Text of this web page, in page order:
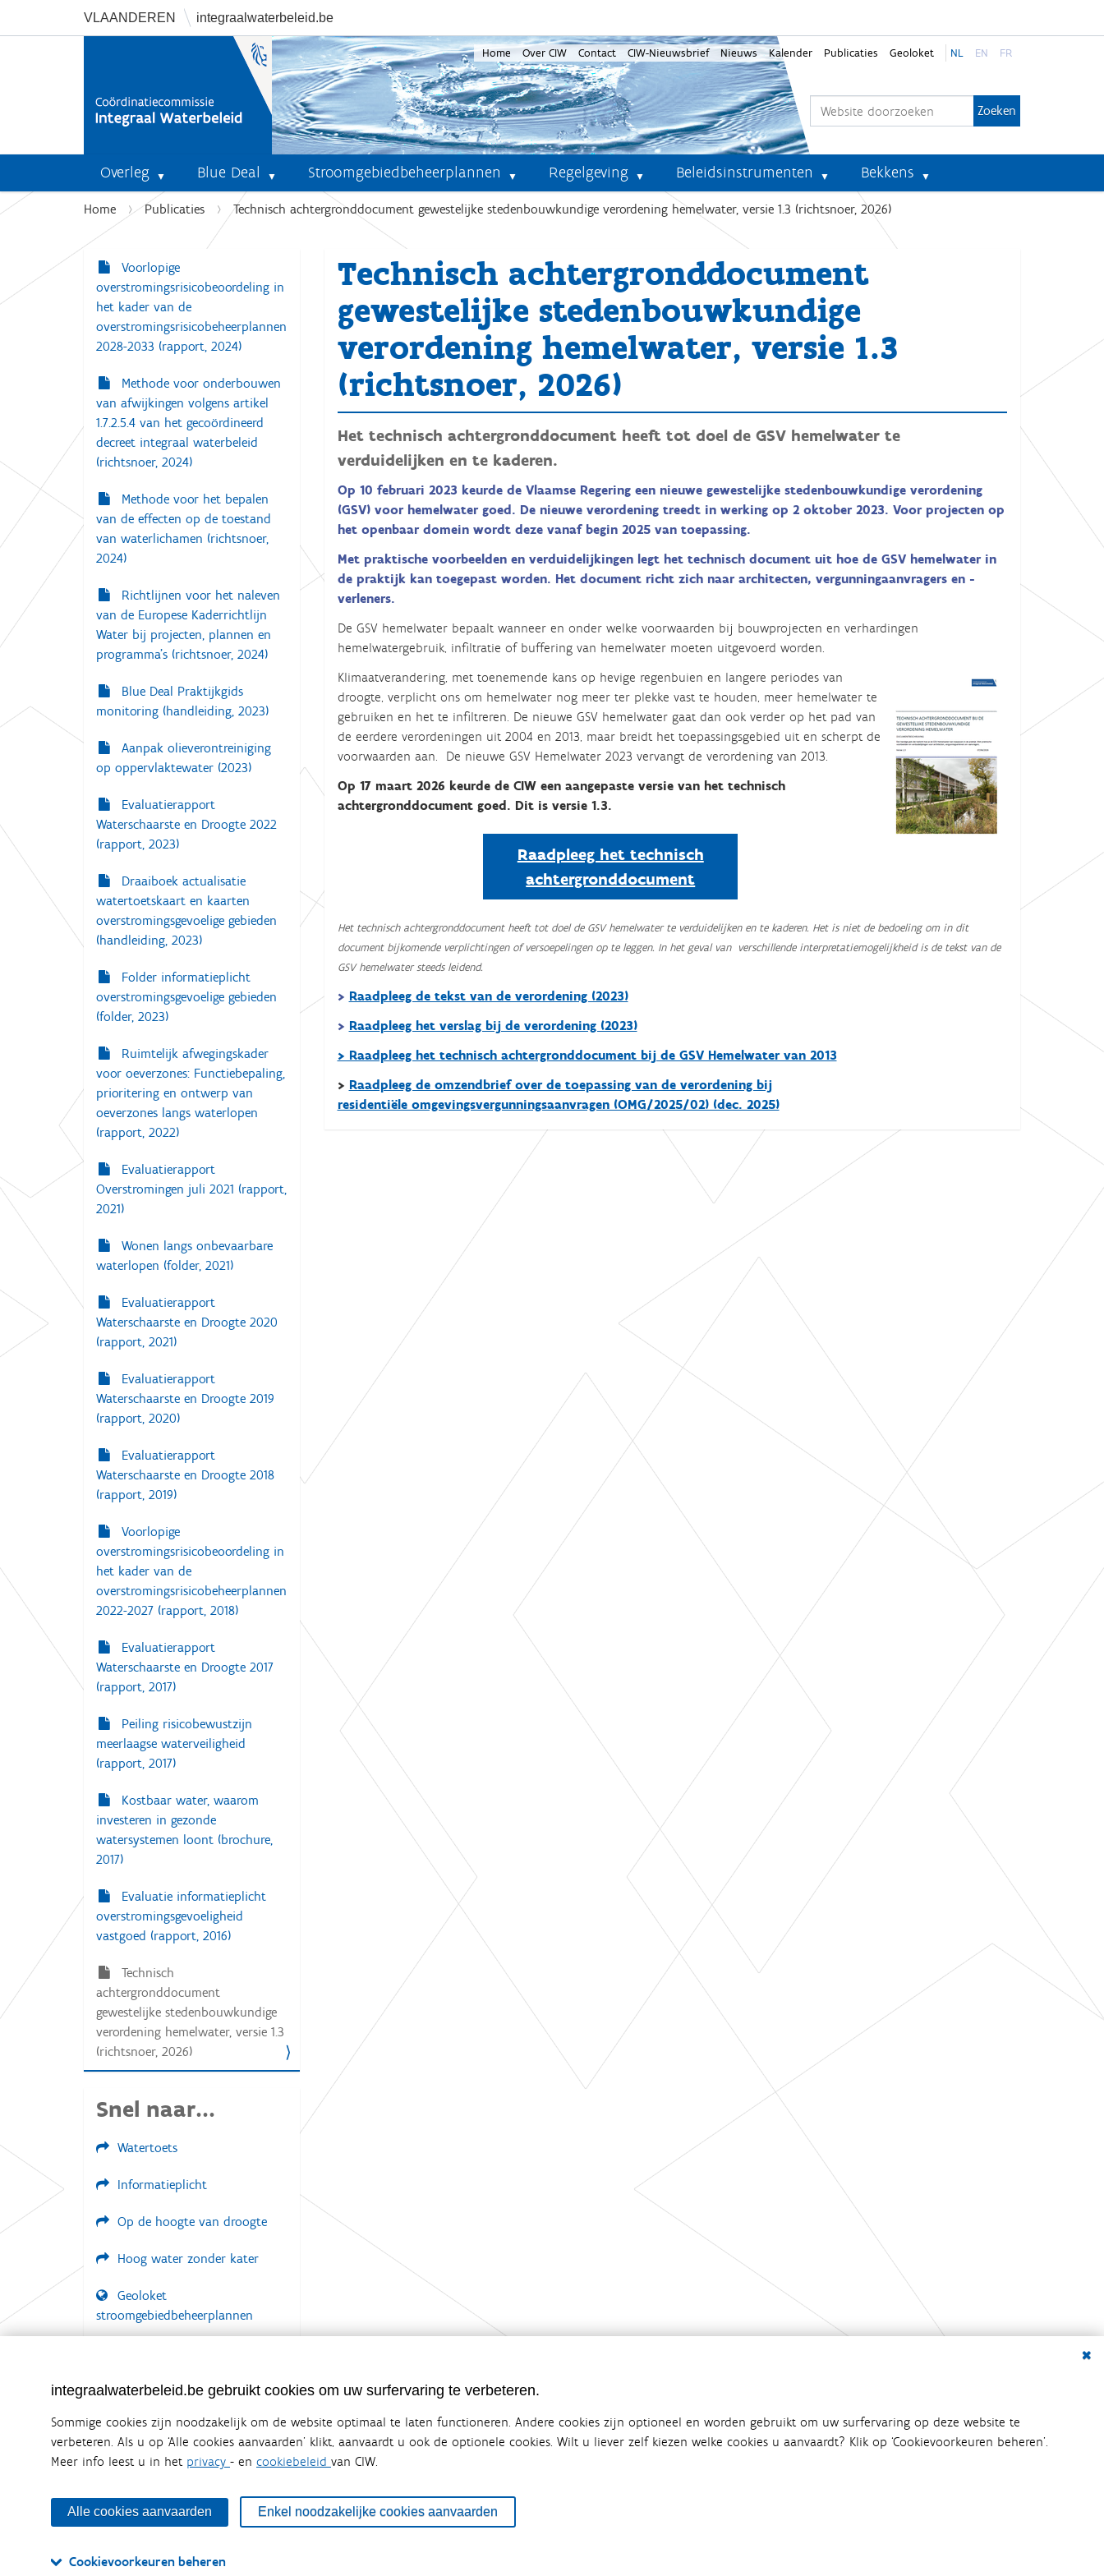
VLAANDEREN integraalwaterbeleid.be
Home Over CIW Contact CIW-Nieuwsbrief Nieuws Kalender Publicaties Geoloket NL EN FR
Overleg Blue Deal Stroomgebiedbeheerplannen Regelgeving Beleidsinstrumenten Bekkens
U
e
Home Publicaties Technisch achtergronddocument gewestelijke stedenbouwkundige verordening hemelwater, versie 1.3 (richtsnoer, 2026)
Technisch achtergronddocument
gewestelijke stedenbouwkundige
verordening hemelwater, versie 1.3
(richtsnoer, 2026)
Het technisch achtergronddocument heeft tot doel de GSV hemelwater te
verduidelijken en te kaderen.
Op 10 februari 2023 keurde de Vlaamse Regering een nieuwe gewestelijke stedenbouwkundige verordening
(GSV) voor hemelwater goed. De nieuwe verordening treedt in werking op 2 oktober 2023. Voor projecten op
het openbaar domein wordt deze vanaf begin 2025 van toepassing.
Met praktische voorbeelden en verduidelijkingen legt het technisch document uit hoe de GSV hemelwater in
de praktijk kan toegepast worden. Het document richt zich naar architecten, vergunningaanvragers en -
verleners.
De GSV hemelwater bepaalt wanneer en onder welke voorwaarden bij bouwprojecten en verhardingen
hemelwatergebruik, infiltratie of buffering van hemelwater moeten uitgevoerd worden.
Klimaatverandering, met toenemende kans op hevige regenbuien en langere periodes van
droogte, verplicht ons om hemelwater nog meer ter plekke vast te houden, meer hemelwater te
gebruiken en het te infiltreren. De nieuwe GSV hemelwater gaat dan ook verder op het pad van
de eerdere verordeningen uit 2004 en 2013, maar breidt het toepassingsgebied uit en scherpt de
voorwaarden aan. De nieuwe GSV Hemelwater 2023 vervangt de verordening van 2013.
Op 17 maart 2026 keurde de CIW een aangepaste versie van het technisch
achtergronddocument goed. Dit is versie 1.3.
Raadpleeg het technisch
achtergronddocument
Het technisch achtergronddocument heeft tot doel de GSV hemelwater te verduidelijken en te kaderen. Het is niet de bedoeling om in dit
document bijkomende verplichtingen of versoepelingen op te leggen. In het geval van verschillende interpretatiemogelijkheid is de tekst van de
GSV hemelwater steeds leidend.
> Raadpleeg de tekst van de verordening (2023)
> Raadpleeg het verslag bij de verordening (2023)
> Raadpleeg het technisch achtergronddocument bij de GSV Hemelwater van 2013
> Raadpleeg de omzendbrief over de toepassing van de verordening bij
residentiële omgevingsvergunningsaanvragen (OMG/2025/02) (dec. 2025)
N
a
v
i
a
t
i
e
Voorlopige
overstromingsrisicobeoordeling in
het kader van de
overstromingsrisicobeheerplannen
2028-2033 (rapport, 2024)
Methode voor onderbouwen
van afwijkingen volgens artikel
1.7.2.5.4 van het gecoördineerd
decreet integraal waterbeleid
(richtsnoer, 2024)
Methode voor het bepalen
van de effecten op de toestand
van waterlichamen (richtsnoer,
2024)
Richtlijnen voor het naleven
van de Europese Kaderrichtlijn
Water bij projecten, plannen en
programma’s (richtsnoer, 2024)
Blue Deal Praktijkgids
monitoring (handleiding, 2023)
Aanpak olieverontreiniging
op oppervlaktewater (2023)
Evaluatierapport
Waterschaarste en Droogte 2022
(rapport, 2023)
Draaiboek actualisatie
watertoetskaart en kaarten
overstromingsgevoelige gebieden
(handleiding, 2023)
Folder informatieplicht
overstromingsgevoelige gebieden
(folder, 2023)
Ruimtelijk afwegingskader
voor oeverzones: Functiebepaling,
prioritering en ontwerp van
oeverzones langs waterlopen
(rapport, 2022)
Evaluatierapport
Overstromingen juli 2021 (rapport,
2021)
Wonen langs onbevaarbare
waterlopen (folder, 2021)
Evaluatierapport
Waterschaarste en Droogte 2020
(rapport, 2021)
Evaluatierapport
Waterschaarste en Droogte 2019
(rapport, 2020)
Evaluatierapport
Waterschaarste en Droogte 2018
(rapport, 2019)
Voorlopige
overstromingsrisicobeoordeling in
het kader van de
overstromingsrisicobeheerplannen
2022-2027 (rapport, 2018)
Evaluatierapport
Waterschaarste en Droogte 2017
(rapport, 2017)
Peiling risicobewustzijn
meerlaagse waterveiligheid
(rapport, 2017)
Kostbaar water, waarom
investeren in gezonde
watersystemen loont (brochure,
2017)
Evaluatie informatieplicht
overstromingsgevoeligheid
vastgoed (rapport, 2016)
Technisch
achtergronddocument
gewestelijke stedenbouwkundige
verordening hemelwater, versie 1.3
(richtsnoer, 2026)
Snel naar...
Watertoets
Informatieplicht
Op de hoogte van droogte
Hoog water zonder kater
Geoloket
stroomgebiedbeheerplannen
integraalwaterbeleid.be gebruikt cookies om uw surfervaring te verbeteren.
Sommige cookies zijn noodzakelijk om de website optimaal te laten functioneren. Andere cookies zijn optioneel en worden gebruikt om uw surfervaring op deze website te
verbeteren. Als u op ‘Alle cookies aanvaarden’ klikt, aanvaardt u ook de optionele cookies. Wilt u liever zelf kiezen welke cookies u aanvaardt? Klik op ‘Cookievoorkeuren beheren’.
Meer info leest u in het privacy - en cookiebeleid van CIW.
Alle cookies aanvaarden Enkel noodzakelijke cookies aanvaarden
Cookievoorkeuren beheren
Integraalwaterbeleid.be is een officiële website van de Vlaamse overheid
De Coördinatiecommissie Integraal Waterbeleid (CIW) is een overlegplatform van de diverse beleidsdomeinen en bestuursniveaus die bij het waterbeleid betrokken
zijn. Ook waterbedrijven nemen deel aan het overleg. Deze samenwerking zorgt voor een gecoördineerde en geïntegreerde aanpak van het waterbeleid en
OVER CIW DISCLAIMER PRIVACY